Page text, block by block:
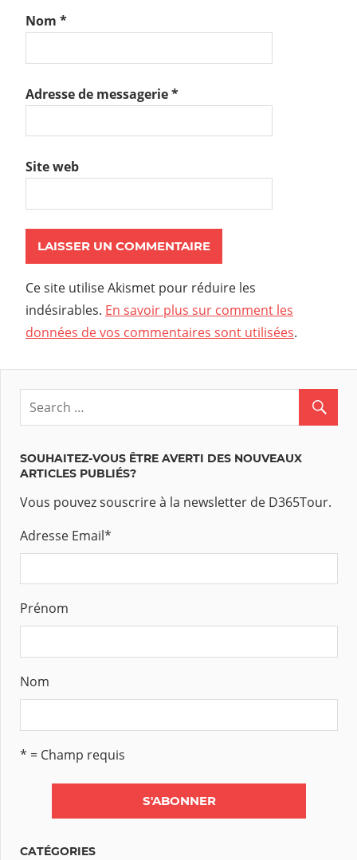
Nom *
Adresse de messagerie*
Site web
Ce site utilise Akismet pour réduire les
indésirables. En savoir plus sur comment les
données de vos commentaires sont utilisées.
SOUHAITEZ-VOUS ÊTRE AVERTI DES NOUVEAUX
ARTICLES PUBLIÉS?
Vous pouvez souscrire à la newsletter de D365Tour.
Adresse Email*
Prénom
Nom
* = Champ requis
CATÉGORIES